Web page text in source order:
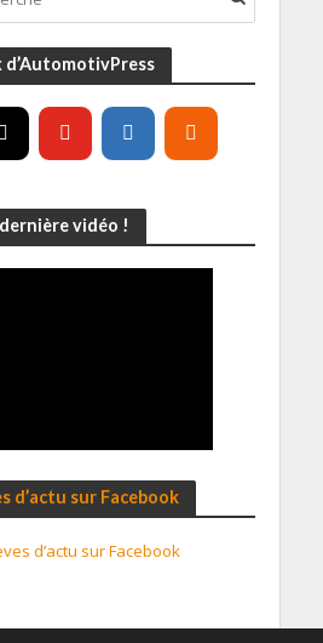
d’AutomotivPress
vidéo !
d’actu sur Facebook
d’actu sur Facebook